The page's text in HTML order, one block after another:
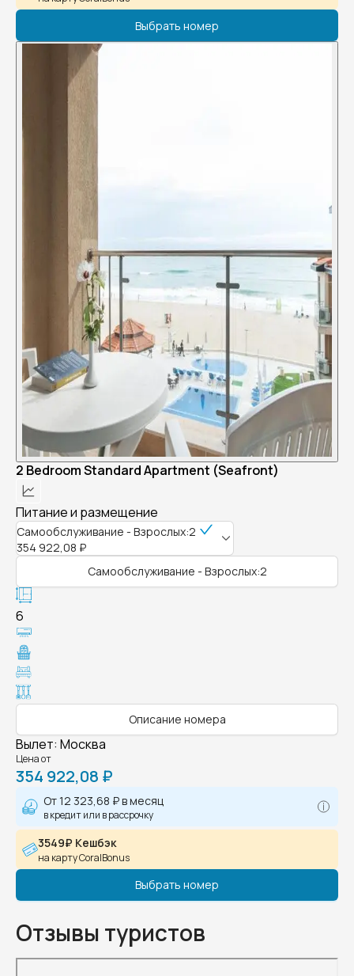
Выбрать номер
2 Bedroom Standard Apartment (Seafront)
Питание и размещение
Самообслуживание - Взрослых:2
354 922,08 ₽
Самообслуживание - Взрослых:2
6
Описание номера
Вылет: Москва
Цена от
354 922,08 ₽
От12 323,68 ₽в месяц
в кредит или в рассрочку
3549₽ Кешбэк
на карту CoralBonus
Выбрать номер
Отзывы туристов